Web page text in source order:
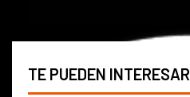
TE PUEDEN INTERESAR